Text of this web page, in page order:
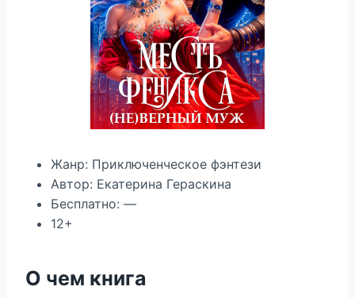
Жанр: Приключенческое фэнтези
Автор: Екатерина Гераскина
Бесплатно: —
12+
О чем книга